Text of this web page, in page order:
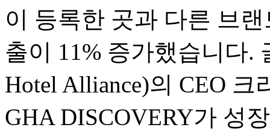
이 등록한 곳과 다른 브
출이 11% 증가했습니다.
Hotel Alliance)의 CEO
GHA DISCOVERY가 성